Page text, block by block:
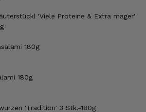
'Viele Proteine & Extra mager'
180g
180g
'Tradition' 3 Stk.-180g